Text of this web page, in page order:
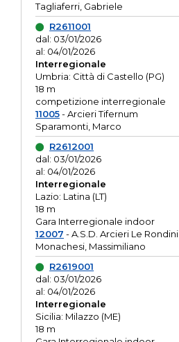
Tagliaferri, Gabriele
R2611001
dal: 03/01/2026
al: 04/01/2026
Interregionale
Umbria: Città di Castello (PG)
18 m
competizione interregionale
11005- Arcieri Tifernum
Sparamonti, Marco
R2612001
dal: 03/01/2026
al: 04/01/2026
Interregionale
Lazio: Latina (LT)
18 m
Gara Interregionale indoor
12007 - A.S.D. Arcieri Le Rondini
Monachesi, Massimiliano
R2619001
dal: 03/01/2026
al: 04/01/2026
Interregionale
Sicilia: Milazzo (ME)
18 m